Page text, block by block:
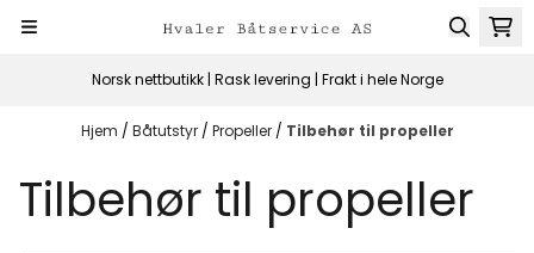
Hopp til innhold
Norsk nettbutikk | Rask levering | Frakt i hele Norge
Hjem / Båtutstyr / Propeller / Tilbehør til propeller
Tilbehør til propeller